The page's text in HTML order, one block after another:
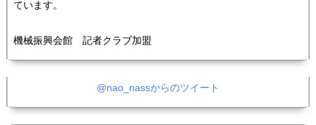
ています。
機械振興会館 記者クラブ加盟
@nao_nassからのツイート